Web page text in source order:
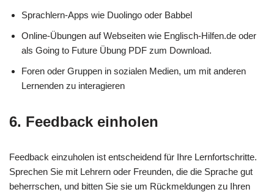
Sprachlern-Apps wie Duolingo oder Babbel
Online-Übungen auf Webseiten wie Englisch-Hilfen.de oder
als Going to Future Übung PDF zum Download.
Foren oder Gruppen in sozialen Medien, um mit anderen
Lernenden zu interagieren
6. Feedback einholen
Feedback einzuholen ist entscheidend für Ihre Lernfortschritte.
Sprechen Sie mit Lehrern oder Freunden, die die Sprache gut
beherrschen, und bitten Sie sie um Rückmeldungen zu Ihren